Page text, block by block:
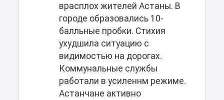
врасплох жителей Астаны. В
городе образовались 10-
балльные пробки. Стихия
ухудшила ситуацию с
видимостью на дорогах.
Коммунальные службы
работали в усиленнм режиме.
Астанчане активно